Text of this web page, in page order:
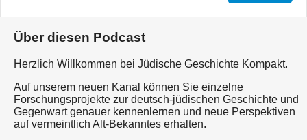
Über diesen Podcast
Herzlich Willkommen bei Jüdische Geschichte Kompakt.
Auf unserem neuen Kanal können Sie einzelne
Forschungsprojekte zur deutsch-jüdischen Geschichte und
Gegenwart genauer kennenlernen und neue Perspektiven
auf vermeintlich Alt-Bekanntes erhalten.